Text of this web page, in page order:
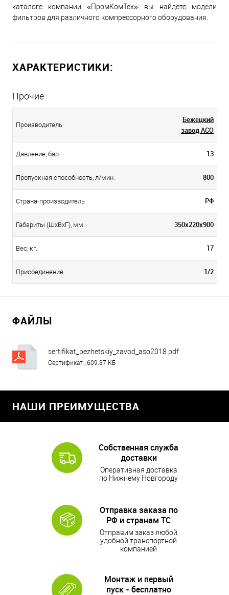
каталоге компании «ПромКомТех» вы найдете модели
фильтров для различного компрессорного оборудования.
ХАРАКТЕРИСТИКИ:
Прочие
Производитель
Бежецкий
завод АСО
Давление, бар 13
Пропускная способность, л/мин. 800
Страна-производитель РФ
Габариты (ШхВхГ), мм. 350х220х900
Вес, кг. 17
Присоединение 1/2
ФАЙЛЫ
sertifikat_bezhetskiy_zavod_aso2018.pdf
Сертификат , 609.37 КБ
НАШИ ПРЕИМУЩЕСТВА
Собственная служба
доставки
Оперативная доставка
по Нижнему Новгороду
Отправка заказа по
РФ и странам ТС
Отправим заказ любой
удобной транспортной
компанией
Монтаж и первый
пуск - бесплатно